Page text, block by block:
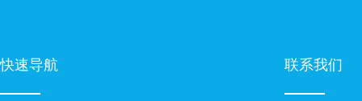
快速导航 联系我们